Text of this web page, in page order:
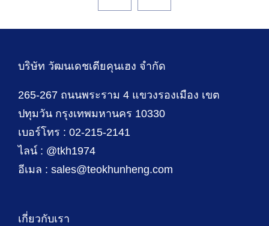
บริษัท วัฒนเดชเตียคุนเฮง จำกัด
265-267 ถนนพระราม 4 แขวงรองเมือง เขต
ปทุมวัน กรุงเทพมหานคร 10330
เบอร์โทร : 02-215-2141
ไลน์ : @tkh1974
อีเมล : sales@teokhunheng.com
เกี่ยวกับเรา